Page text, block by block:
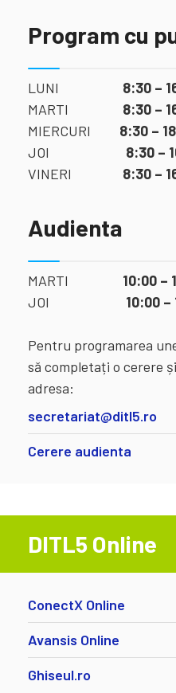
Program cu
LUNI 8:30 –
MARTI 8:30 –
MIERCURI 8:30 –
JOI 8:30 –
VINERI 8:30 –
Audienta
MARTI 10:00 –
JOI 10:00 –
Pentru programarea
să completați o cerere
adresa:
secretariat@ditl5.ro
Cerere audienta
DITL5 Online
ConectX Online
Avansis Online
Ghiseul.ro